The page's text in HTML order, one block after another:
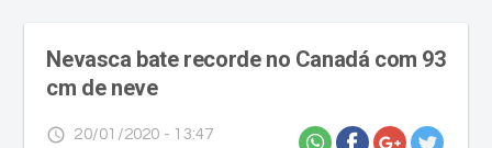
Nevasca bate recorde no Canadá com 93
cm de neve
access_time 20/01/2020 - 13:47